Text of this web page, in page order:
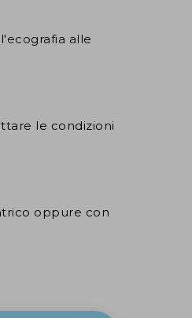
alle
le condizioni
oppure con